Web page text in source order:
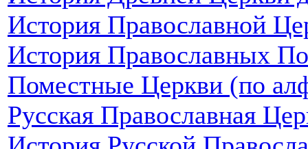
История Православной
История Православных
Поместные Церкви (по
Русская Православная